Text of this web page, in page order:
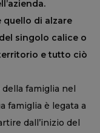
quello di alzare
singolo calice o
e tutto ciò
famiglia nel
famiglia è legata a
dall’inizio del